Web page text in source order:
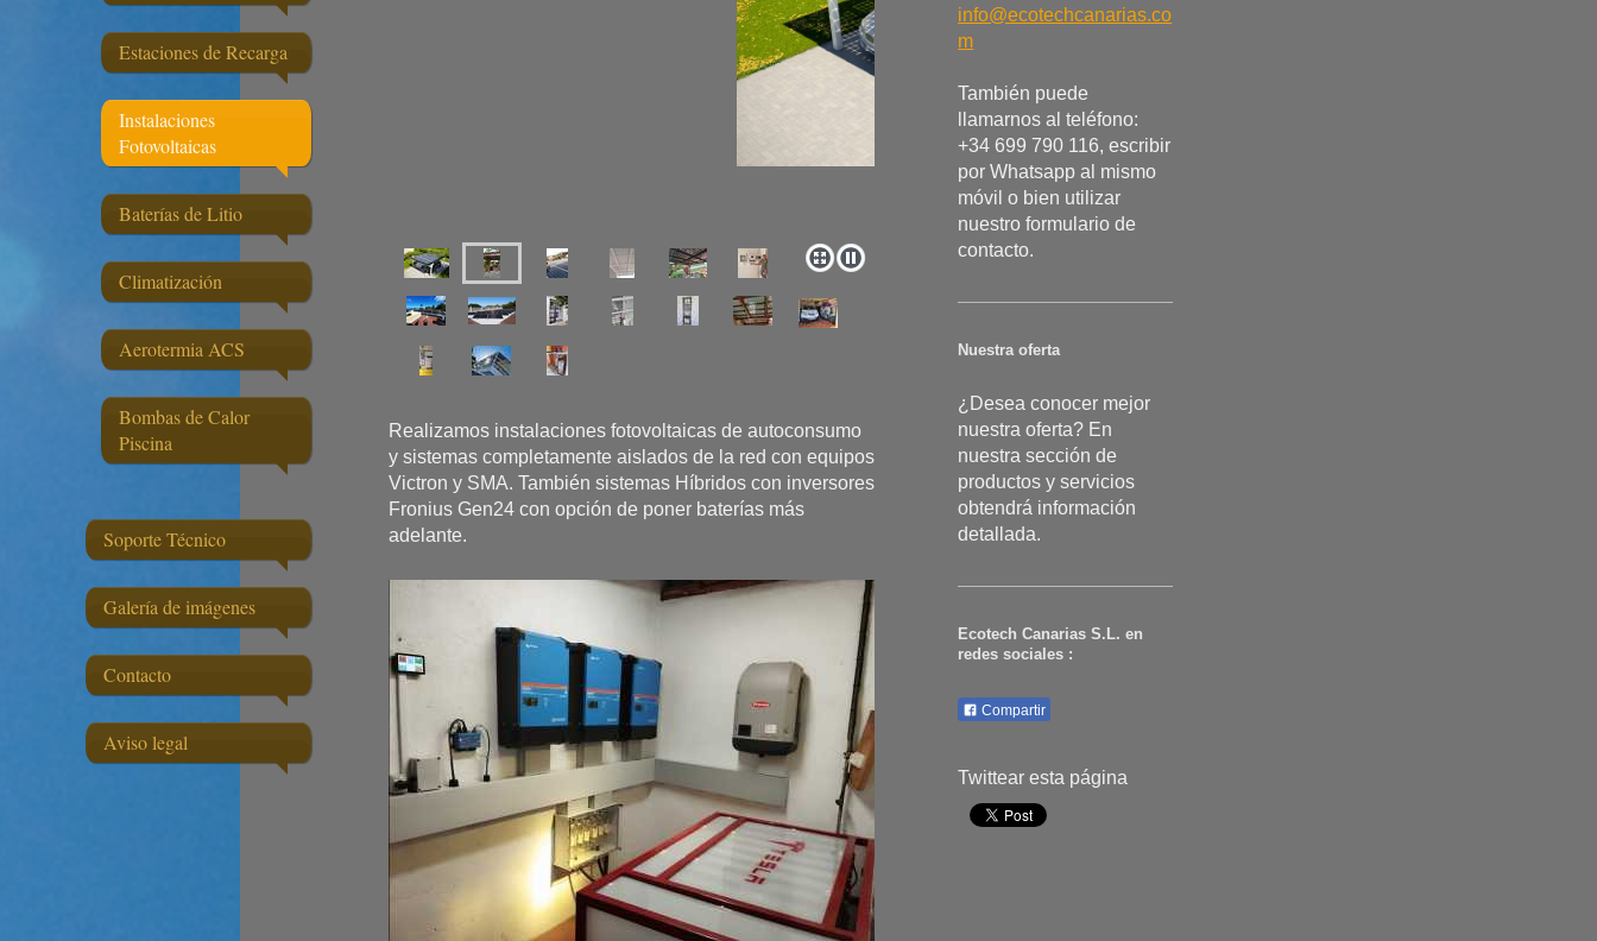
Estaciones de Recarga
Instalaciones
Fotovoltaicas
Baterías de Litio
Climatización
Aerotermia ACS
Bombas de Calor
Piscina
Soporte Técnico
Galería de imágenes
Contacto
Aviso legal
Realizamos instalaciones fotovoltaicas de autoconsumo
y sistemas completamente aislados de la red con equipos
Victron y SMA. También sistemas Híbridos con inversores
Fronius Gen24 con opción de poner baterías más
adelante.
info@ecotechcanarias.co
m
También puede
llamarnos al teléfono:
+34 699 790 116, escribir
por Whatsapp al mismo
móvil o bien utilizar
nuestro formulario de
contacto.
Nuestra oferta
¿Desea conocer mejor
nuestra oferta? En
nuestra sección de
productos y servicios
obtendrá información
detallada.
Ecotech Canarias S.L. en
redes sociales :
Compartir
Twittear esta página